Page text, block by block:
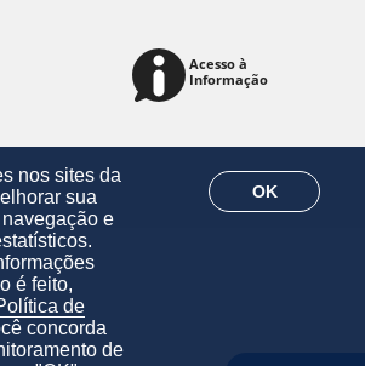
nos sites da
sua
e
é feito,
de
concorda
de
OK